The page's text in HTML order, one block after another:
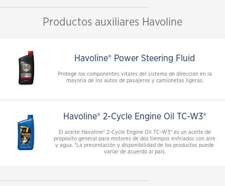
Productos auxiliares Havoline
Havoline® Power Steering Fluid
Protege los componentes vitales del sistema de dirección en la
mayoría de los autos de pasajeros y camionetas ligeras.
Havoline® 2-Cycle Engine Oil TC-W3®
El aceite Havoline® 2-Cycle Engine Oil TC-W3® es un aceite de
propósito general para motores de dos tiempos enfriados con aire
y agua. *La presentación y disponibilidad de los productos puede
variar de acuerdo al país.